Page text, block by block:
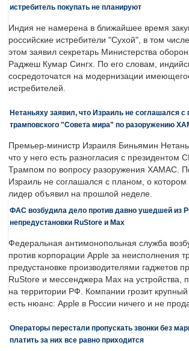
истребитель покупать не планируют
Индия не намерена в ближайшее время
российские истребители "Сухой", в том
этом заявил секретарь Министерства
Раджеш Кумар Сингх. По его словам,
сосредоточатся на модернизации
истребителей.
Нетаньяху заявил, что Израиль не соглашался с
трамповского "Совета мира" по разоружению
Премьер-министр Израиля Биньямин
что у него есть разногласия с
Трампом по вопросу разоружения ХАМАС.
Израиль не соглашался с планом, о котором
лидер объявил на прошлой неделе.
ФАС возбудила дело против давно ушедшей из
непредустановки RuStore и Max
Федеральная антимонопольная служба
против корпорации Apple за неисполнения
предустановке производителями гаджетов
RuStore и мессенджера Max на устройства,
на территории РФ. Компании грозит
есть нюанс: Apple в России ничего и не
Операторы перестали пропускать звонки без
платить за них все равно приходится